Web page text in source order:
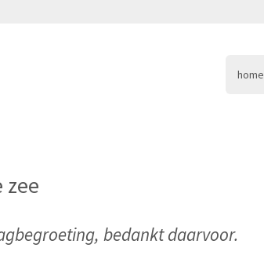
home
zee
bedankt daarvoor.